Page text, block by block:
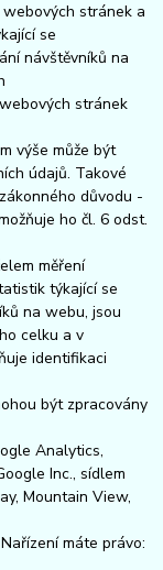
stránek a
se
návštěvníků na
stránek
výše může být
údajů. Takové
důvodu -
ho čl. 6 odst.
měření
týkající se
na webu, jsou
celku a v
identifikaci
být zpracovány
Analytics,
Inc., sídlem
Mountain View,
máte právo: